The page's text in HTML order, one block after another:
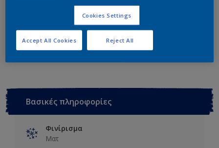
Προσθήκη στο Workspace
Εύρεση Καταστήματος
Βασικές πληροφορίες
Φινίρισμα
Ματ
Cookies Settings
Reject All
Accept All Cookies